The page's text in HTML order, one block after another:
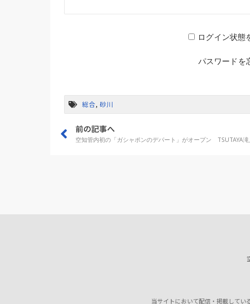
ログイン状態
パスワードを
総合,砂川
前の記事へ
空知管内初の「ガシャポンのデパート」がオープン TSUTAYA
当サイトにおいて配信・掲載してい